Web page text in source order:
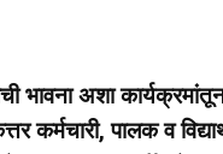
भावना अशा
कर्मचारी, पालक व